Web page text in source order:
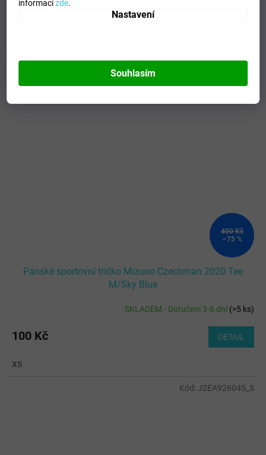
informacízde.
Nastavení
Souhlasím
400 Kč
–75 %
Pánské sportovní tričko Mizuno Czechman 2020 Tee
M/Sky Blue
SKLADEM - Doručení 3-6 dní(>5 ks)
100 Kč DETAIL
XS
J2EA000820_XS
Kód: J2EA926045_S
Tomato/White